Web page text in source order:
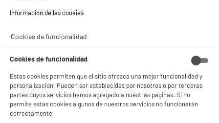
compare_product
Flujo de vapor (g / min) : 50 g/min
34€
BY ELECTRODEPOT
Información de las cookies‎
Cookies de funcionalidad
Cookies de funcionalidad
Estas cookies permiten que el sitio ofrezca una mejor funcionalidad y
personalización. Pueden ser establecidas por nosotros o por terceras
partes cuyos servicios hemos agregado a nuestras páginas. Si no
permite estas cookies algunos de nuestros servicios no funcionarán
correctamente.